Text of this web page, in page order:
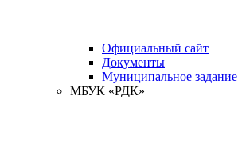
Официальный сайт
Документы
Муниципальное задание
МБУК «РДК»